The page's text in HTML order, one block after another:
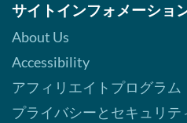
サイトインフォメーショ
About Us
Accessibility
アフィリエイトプログラム
プライバシーとセキュリテ